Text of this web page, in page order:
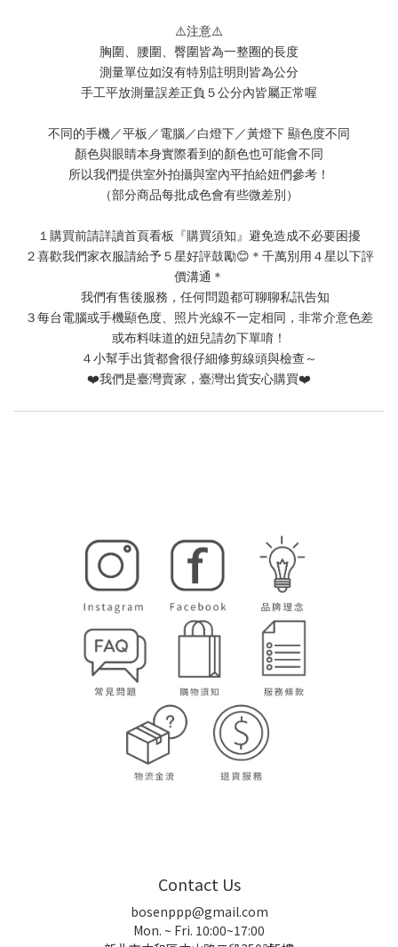
⚠️注意⚠️
胸圍、腰圍、臀圍皆為一整圈的長度
測量單位如沒有特別註明則皆為公分
手工平放測量誤差正負５公分內皆屬正常喔
不同的手機／平板／電腦／白燈下／黃燈下 顯色度不同
顏色與眼睛本身實際看到的顏色也可能會不同
所以我們提供室外拍攝與室內平拍給妞們參考！
（部分商品每批成色會有些微差別）
１購買前請詳讀首頁看板『購買須知』避免造成不必要困擾
２喜歡我們家衣服請給予５星好評鼓勵😊＊千萬別用４星以下評
價溝通＊
我們有售後服務，任何問題都可聊聊私訊告知
３每台電腦或手機顯色度、照片光線不一定相同，非常介意色差
或布料味道的妞兒請勿下單唷！
４小幫手出貨都會很仔細修剪線頭與檢查～
❤️我們是臺灣賣家，臺灣出貨安心購買❤️
Contact Us
bosenppp@gmail.com
Mon. ~ Fri. 10:00~17:00